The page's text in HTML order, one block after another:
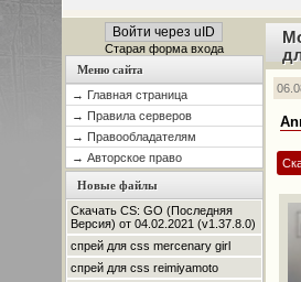
Войти через uID
Старая форма входа
Меню сайта
→ Главная страница
→ Правила серверов
→ Правообладателям
→ Авторское право
Новые файлы
Скачать CS: GO (Последняя
Версия) от 04.02.2021 (v1.37.8.0)
спрей для css mercenary girl
спрей для css reimiyamoto